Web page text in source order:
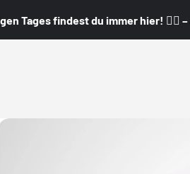
Tages findest du immer hier! 👇🏼 –